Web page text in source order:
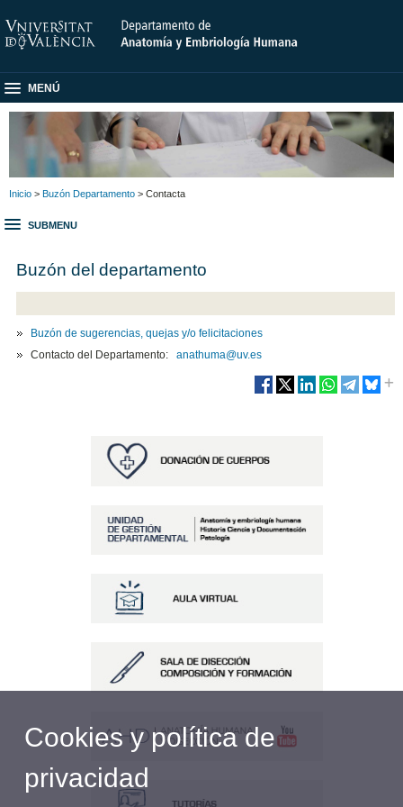
MENÚ
Inicio > Buzón Departamento > Contacta
SUBMENU
Buzón del departamento
Buzón de sugerencias, quejas y/o felicitaciones
Contacto del Departamento:anathuma@uv.es
Cookies y política de
privacidad